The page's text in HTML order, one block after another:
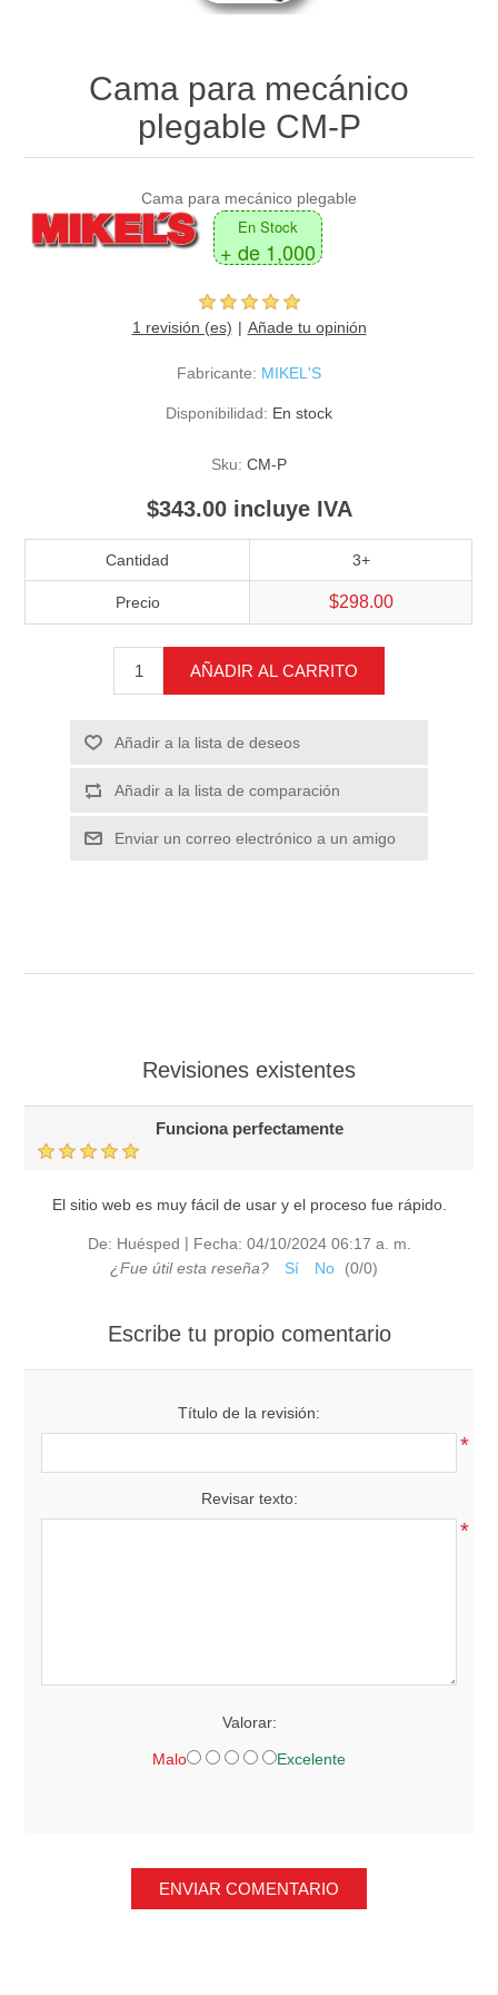
Cama para mecánico
plegable CM-P
Cama para mecánico plegable
En Stock
+ de 1,000
1 revisión (es) Añade tu opinión
Fabricante: MIKEL'S
Disponibilidad: En stock
Sku: CM-P
$343.00 incluye IVA
Cantidad 3+
Precio $298.00
AÑADIR AL CARRITO
Añadir a la lista de deseos
Añadir a la lista de comparación
Enviar un correo electrónico a un amigo
Revisiones existentes
Funciona perfectamente
El sitio web es muy fácil de usar y el proceso fue rápido.
De: Huésped | Fecha: 04/10/2024 06:17 a. m.
¿Fue útil esta reseña?
Sí No (0/0)
Escribe tu propio comentario
Título de la revisión:
*
Revisar texto:
*
Valorar:
Malo Excelente
ENVIAR COMENTARIO